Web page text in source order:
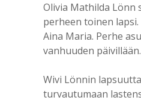
Olivia Mathilda Lönn
perheen toinen
Aina Maria. Perhe
vanhuuden päivillään.
Wivi Lönnin
turvautumaan